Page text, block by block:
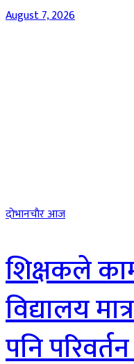
August 7, 2026
दाेभानचाैर आज
शिक्षकले
विद्यालय
पनि